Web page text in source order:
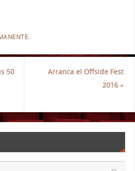
.
50
Arranca el Offside Fest
2016»